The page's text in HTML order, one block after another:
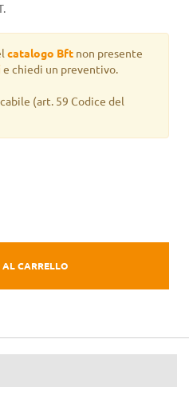
catalogo Bft non presente
e chiedi un preventivo.
(art. 59 Codice del
AL CARRELLO